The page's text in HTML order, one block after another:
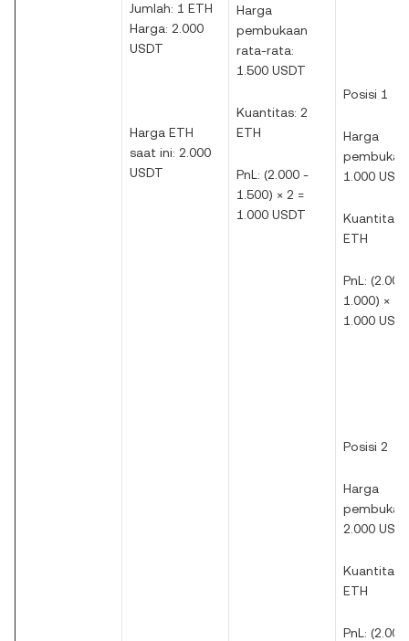
Jumlah: 1 ETH
Harga: 2.000
USDT
Harga ETH
saat ini: 2.000
USDT
Harga
pembukaan
rata-rata:
1.500 USDT
Kuantitas: 2
ETH
PnL: (2.000 -
1.500) × 2 =
1.000 USDT
Posisi 1
Harga
1.000
Kuantitas:
ETH
PnL:
1.000) × 1
1.000
Posisi 2
Harga
2.000
Kuantitas:
ETH
PnL: